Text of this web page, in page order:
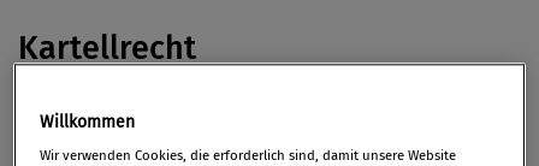
Kartellrecht
Der Gesetzesentwurf für ein neues Kartellgesetz
greift nach Ansicht vonRechtsanwalt Roul
Willkommen
Wir verwenden Cookies, die erforderlich sind, damit unsere Website